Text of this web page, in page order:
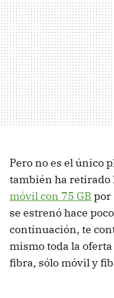
Pero no es el único
también ha
móvil con 75 GB por
se estrenó hace
continuación, te
mismo toda la
fibra, sólo móvil y